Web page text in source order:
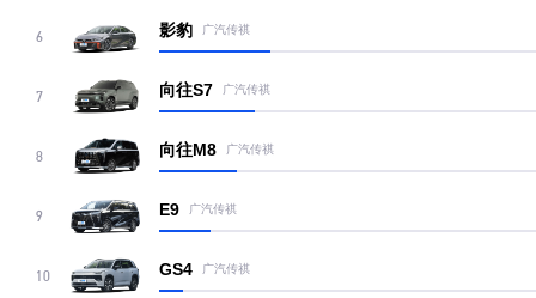
6 影豹 广汽传祺
7 向往S7 广汽传祺
8 向往M8 广汽传祺
9 E9 广汽传祺
10 GS4 广汽传祺